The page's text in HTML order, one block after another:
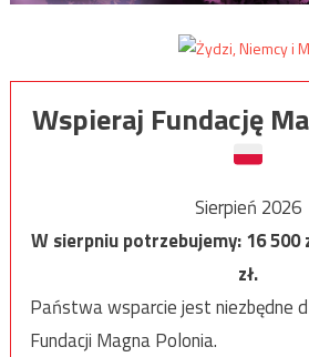
Wspieraj Fundację
Sierpień 2026
W sierpniu potrzebujemy:16 500
zł.
Państwa wsparcie jest niezbędne
Fundacji Magna Polonia.